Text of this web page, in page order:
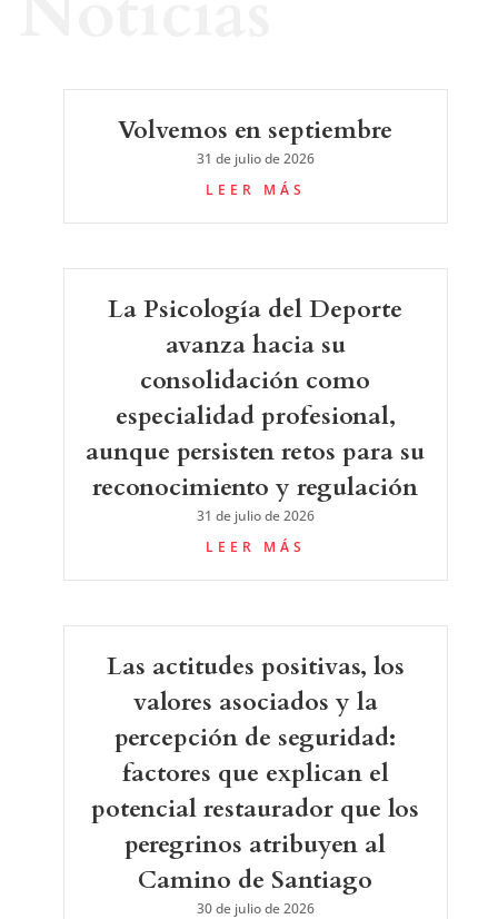
Volvemos en septiembre
31 de julio de 2026
LEER MÁS
La Psicología del Deporte
avanza hacia su
consolidación como
especialidad profesional,
aunque persisten retos para su
reconocimiento y regulación
31 de julio de 2026
LEER MÁS
Las actitudes positivas, los
valores asociados y la
percepción de seguridad:
factores que explican el
potencial restaurador que los
peregrinos atribuyen al
Camino de Santiago
30 de julio de 2026